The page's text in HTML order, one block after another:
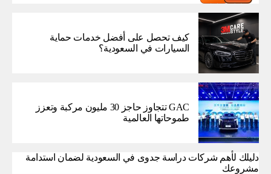
كيف تحصل على أفضل خدمات حماية
السيارات في السعودية؟
GAC تتجاوز حاجز 30 مليون مركبة وتعزز
طموحاتها العالمية
دليلك لأهم شركات دراسة جدوى في السعودية لضمان استدامة
مشروعك